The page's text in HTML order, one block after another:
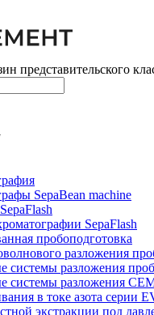
представительского
SepaBean machine
SepaFlash
пробоподготовка
разложения
системы разложения
системы разложения
в токе азота серии
экстракции под